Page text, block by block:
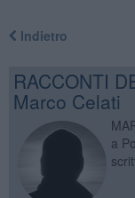
Indietro
RACCONTI
Marco Celati
a